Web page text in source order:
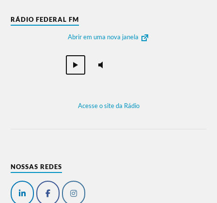
RÁDIO FEDERAL FM
Abrir em uma nova janela
Acesse o site da Rádio
NOSSAS REDES